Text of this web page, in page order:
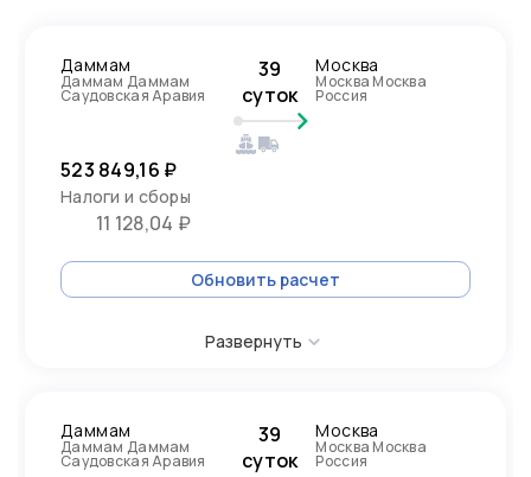
Даммам
Даммам Даммам
Саудовская Аравия
39
суток
Москва
Москва Москва
Россия
523 849,16 ₽
Налоги и сборы
11 128,04 ₽
Обновить расчет
Развернуть
Даммам
Даммам Даммам
Саудовская Аравия
39
суток
Москва
Москва Москва
Россия